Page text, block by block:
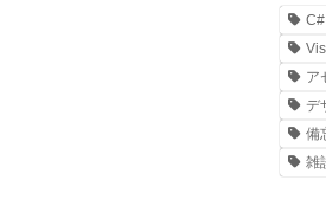
C#
ア
デ
備
雑